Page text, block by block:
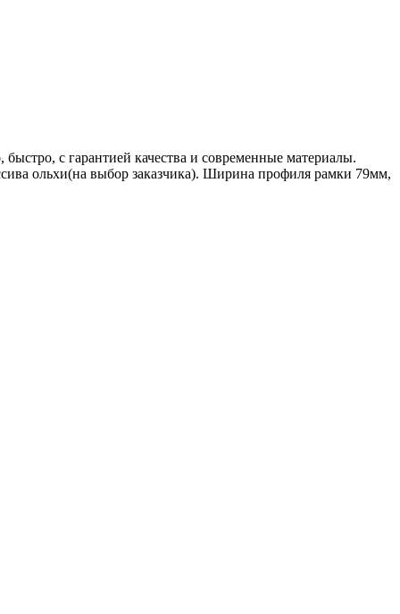
с гарантией качества и современные материалы.
ольхи(на выбор заказчика). Ширина профиля рамки 79мм,